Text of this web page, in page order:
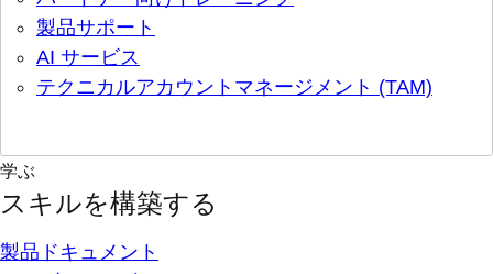
製品サポート
AI サービス
テクニカルアカウントマネージメント (TAM)
学ぶ
スキルを構築する
製品ドキュメント